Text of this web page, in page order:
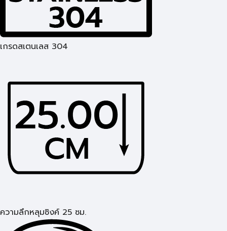
เกรดสเตนเลส 304
ความลึกหลุมซิงค์ 25 ซม.